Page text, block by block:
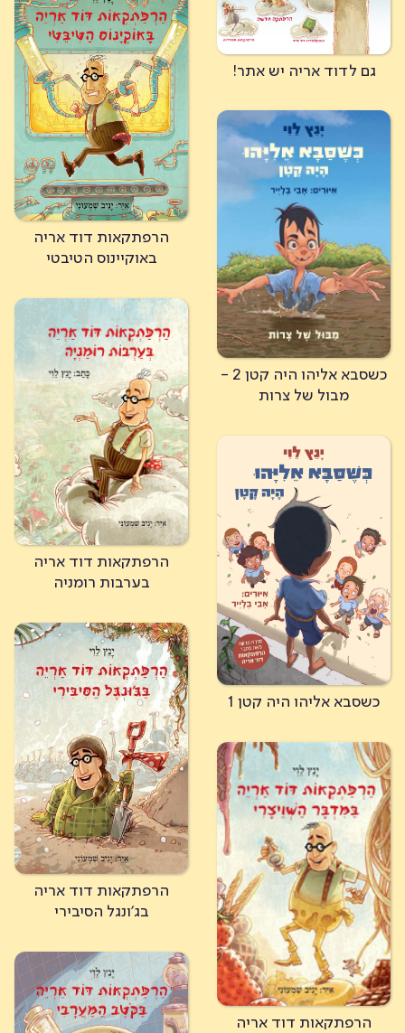
גם לדוד אריה יש אתר!
הרפתקאות דוד אריה
באוקיינוס הטיבטי
כשסבא אליהו היה קטן 2 -
מבול של צרות
הרפתקאות דוד אריה
בערבות רומניה
כשסבא אליהו היה קטן 1
הרפתקאות דוד אריה
בג'ונגל הסיבירי
הרפתקאות דוד אריה